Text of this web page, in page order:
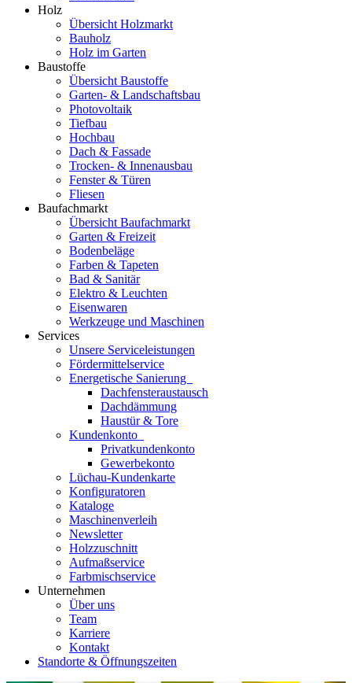
Holz
Übersicht Holzmarkt
Bauholz
Holz im Garten
Baustoffe
Übersicht Baustoffe
Garten- & Landschaftsbau
Photovoltaik
Tiefbau
Hochbau
Dach & Fassade
Trocken- & Innenausbau
Fenster & Türen
Fliesen
Baufachmarkt
Übersicht Baufachmarkt
Garten & Freizeit
Bodenbeläge
Farben & Tapeten
Bad & Sanitär
Elektro & Leuchten
Eisenwaren
Werkzeuge und Maschinen
Services
Unsere Serviceleistungen
Fördermittelservice
Energetische Sanierung
Dachfensteraustausch
Dachdämmung
Haustür & Tore
Kundenkonto
Privatkundenkonto
Gewerbekonto
Lüchau-Kundenkarte
Konfiguratoren
Kataloge
Maschinenverleih
Newsletter
Holzzuschnitt
Aufmaßservice
Farbmischservice
Unternehmen
Über uns
Team
Karriere
Kontakt
Standorte & Öffnungszeiten